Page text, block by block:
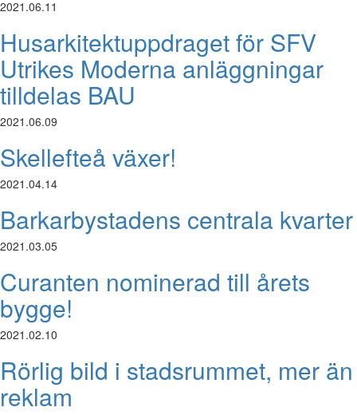
2021.06.11
Husarkitektuppdraget för SFV
Utrikes Moderna anläggningar
tilldelas BAU
2021.06.09
Skellefteå växer!
2021.04.14
Barkarbystadens centrala kvarter
2021.03.05
Curanten nominerad till årets
bygge!
2021.02.10
Rörlig bild i stadsrummet, mer än
reklam